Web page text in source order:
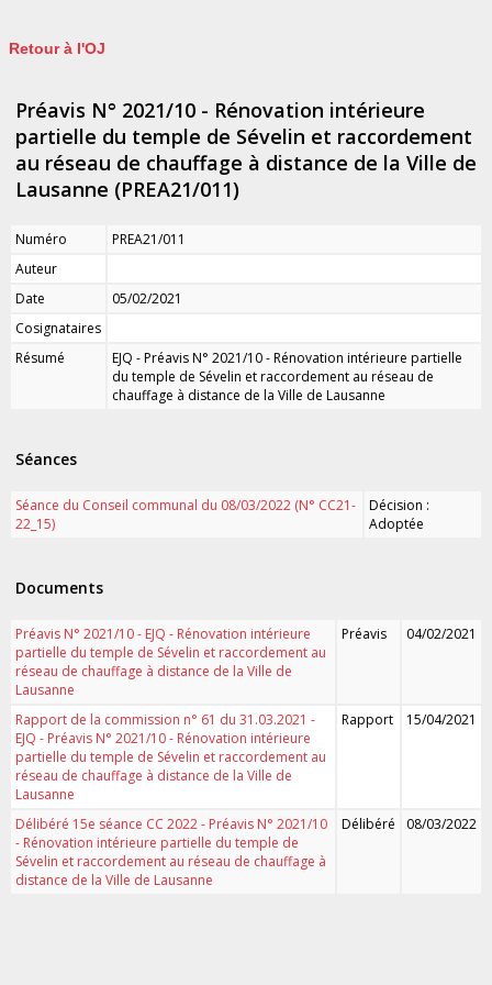
Retour à l'OJ
Préavis N° 2021/10 - Rénovation intérieure
partielle du temple de Sévelin et raccordement
au réseau de chauffage à distance de la Ville de
Lausanne (PREA21/011)
Numéro
PREA21/011
Auteur
Date
05/02/2021
Cosignataires
Résumé
EJQ - Préavis N° 2021/10 - Rénovation intérieure partielle
du temple de Sévelin et raccordement au réseau de
chauffage à distance de la Ville de Lausanne
Séances
Séance du Conseil communal du 08/03/2022 (N° CC21-
22_15)
Décision :
Adoptée
Documents
Préavis N° 2021/10 - EJQ - Rénovation intérieure
partielle du temple de Sévelin et raccordement au
réseau de chauffage à distance de la Ville de
Lausanne
Préavis 04/02/2021
Rapport de la commission n° 61 du 31.03.2021 -
EJQ - Préavis N° 2021/10 - Rénovation intérieure
partielle du temple de Sévelin et raccordement au
réseau de chauffage à distance de la Ville de
Lausanne
Rapport 15/04/2021
Délibéré 15e séance CC 2022 - Préavis N° 2021/10
- Rénovation intérieure partielle du temple de
Sévelin et raccordement au réseau de chauffage à
distance de la Ville de Lausanne
Délibéré 08/03/2022